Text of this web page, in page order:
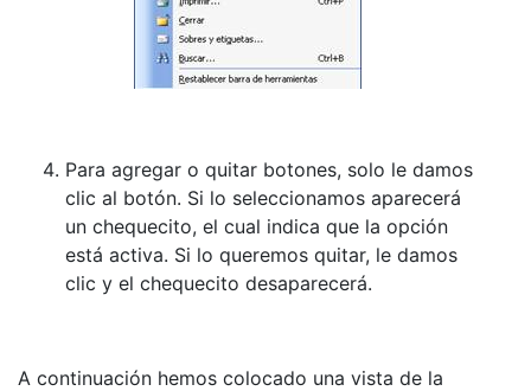
Para agregar o quitar botones, solo le damos
clic al botón. Si lo seleccionamos aparecerá
un chequecito, el cual indica que la opción
está activa. Si lo queremos quitar, le damos
clic y el chequecito desaparecerá.
A continuación hemos colocado una vista de la